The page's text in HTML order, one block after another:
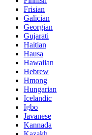
Frisian
Galician
Georgian
Gujarati
Haitian
Hausa
Hawaiian
Hebrew
Hmong
Hungarian
Icelandic
Igbo
Javanese
Kannada